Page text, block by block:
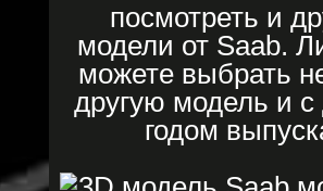
посмотреть и
модели от Saab.
можете выбрать
другую модель и с
годом